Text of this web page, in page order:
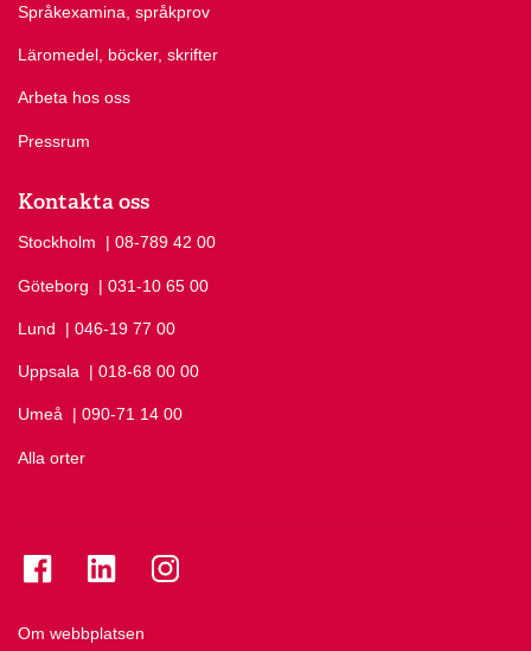
Språkexamina, språkprov
Läromedel, böcker, skrifter
Arbeta hos oss
Pressrum
Kontakta oss
Stockholm Ring Stockholm på
| 08-789 42 00
Göteborg Ring Göteborg på
| 031-10 65 00
Lund Ring Lund på
| 046-19 77 00
Uppsala Ring Uppsala på
| 018-68 00 00
Umeå Ring Umeå på
| 090-71 14 00
Alla orter
Om webbplatsen
Se folkuniversitetet på Facebook
Se folkuniversitetet på LinkedIn